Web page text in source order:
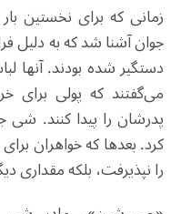
زمانی که برای نخستین
جوان آشنا شد که به دلیل
دستگیر شده بودند. آنها
می‌گفتند که پولی برای
پدرشان را پیدا کنند. شی
کرد. بعدها که خواهران
را نپذیرفت، بلکه مقداری